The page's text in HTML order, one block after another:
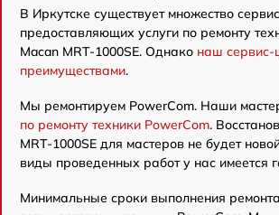
В Иркутске существует множество
предоставляющих услуги по ремонту
Macan MRT-1000SE. Однако наш сервис-
преимуществами.
Мы ремонтируем PowerCom. Наши
по ремонту техники PowerCom.
MRT-1000SE для мастеров не будет
виды проведенных работ у нас имеется
Минимальные сроки выполнения